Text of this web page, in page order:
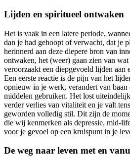
Lijden en spiritueel ontwaken
Het is vaak in een latere periode,
dan je had gehoopt of verwacht, dat je
herinnerd aan deze diepere bron van
ontwaken, het (weer) gaan zien van
veroorzaakt een diepgevoeld lijden aan
Een eerste reactie is de pijn van het
opnieuw in je werk, verandert van baan
middelen gebruiken. Het lost
verder verlies van vitaliteit en je valt
geworden volledig stil. Dit zijn de
die wij kenmerken als depressie, mid-
voor je gevoel op een kruispunt in je
De weg naar leven met en